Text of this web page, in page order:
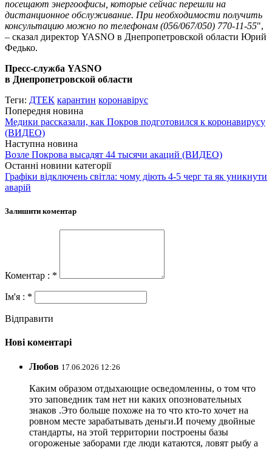
посещают энергоофисы, которые сейчас перешли на
дистанционное обслуживание. При необходимости получить
консультацию можно по телефонам (056/067/050) 770-11-55",
– сказал директор YASNO в Днепропетровской области Юрий
Федько.
Пресс-служба YASNO
в Днепропетровской области
Теги: ДТЕК карантин коронавірус
Попередня новина
Медики рассказали, как Покров подготовился к коронавирусу
(ВИДЕО)
Наступна новина
Возле Покрова высадят 44 тысячи акаций (ВИДЕО)
Останні новини категорії
Графіки відключень світла: чому діють 4-5 черг та як уникнути
аварій
Залишити коментар
Коментар : *
Ім'я : *
Відправити
Нові коментарі
Любов 17.06.2026 12:26
Каким образом отдыхающие осведомленны, о том что
это заповедник там нет ни каких опозновательных
знаков .Это больше похоже на то что кто-то хочет на
ровном месте зарабатывать деньги.И почему двойные
стандарты, на этой территории построены базы
огороженые заборами где люди катаются, ловят рыбу а